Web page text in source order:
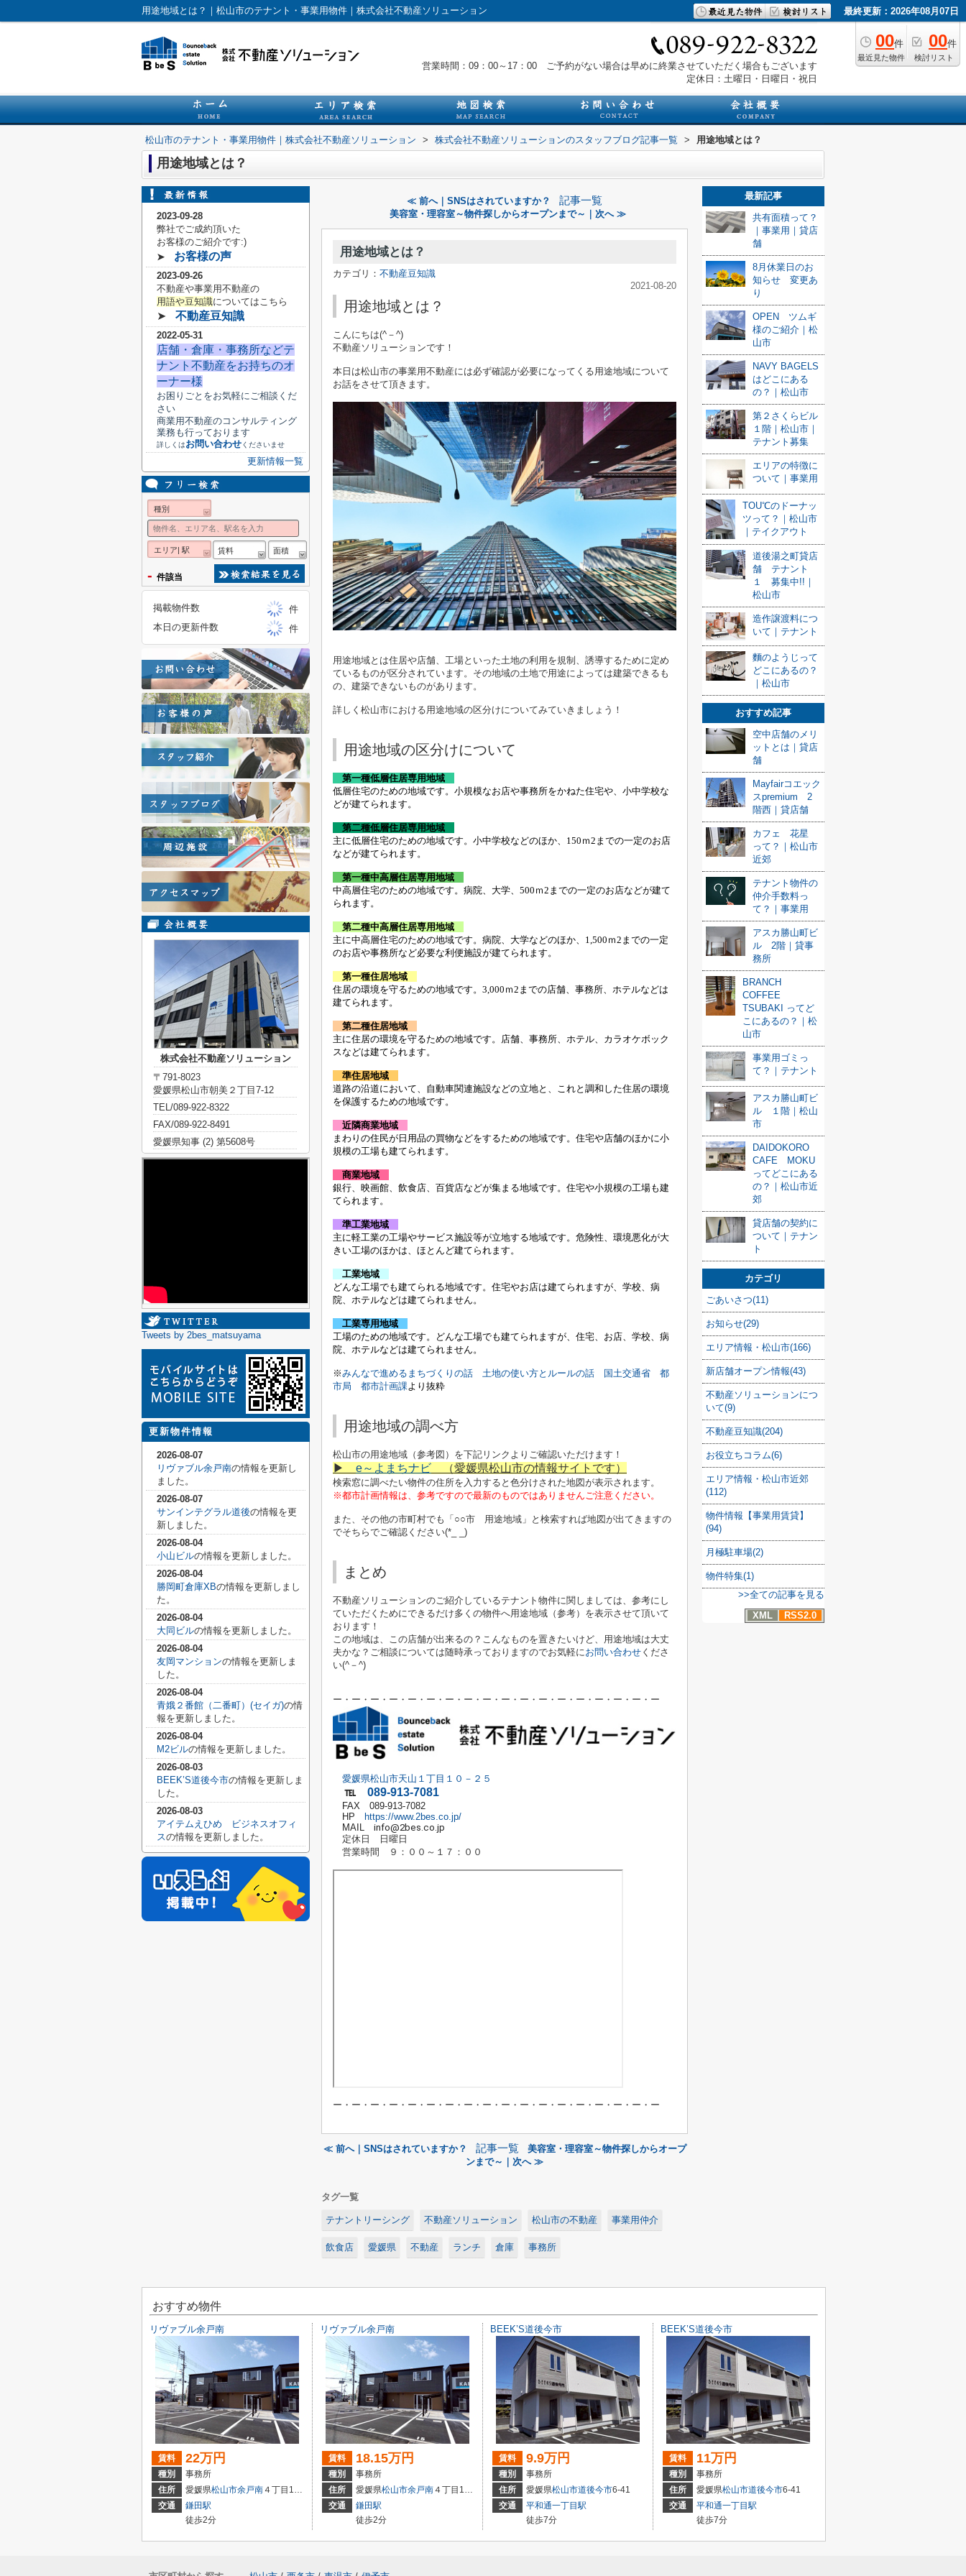
用途地域とは？｜松山市のテナント・事業用物件｜株式会社不動産ソリューション 最終更新：2026年08月07日
00件
最近見た物件
00件
検討リスト
営業時間：09：00～17：00 ご予約がない場合は早めに終業させていただく場合もございます
定休日：土曜日・日曜日・祝日
松山市のテナント・事業用物件｜株式会社不動産ソリューション > 株式会社不動産ソリューションのスタッフブログ記事一覧 > 用途地域とは？
用途地域とは？
≪ 前へ｜SNSはされていますか？ 記事一覧
美容室・理容室～物件探しからオープンまで～｜次へ ≫
用途地域とは？
カテゴリ： 不動産豆知識
2021-08-20
用途地域とは？
こんにちは(^－^)
不動産ソリューションです！
本日は松山市の事業用不動産には必ず確認が必要になってくる用途地域について
お話をさせて頂きます。
用途地域とは住居や店舗、工場といった土地の利用を規制、誘導するために定め
ているものが区分されています。 その地域の土地で用途によっては建築できるも
の、建築できないものがあります。
詳しく松山市における用途地域の区分けについてみていきましょう！
用途地域の区分けについて
第一種低層住居専用地域
低層住宅のための地域です。 小規模なお店や事務所をかねた住宅や、小中学校な
どが建てられます。
第二種低層住居専用地域
主に低層住宅のための地域です。 小中学校などのほか、150ｍ2までの一定のお店
などが建てられます。
第一種中高層住居専用地域
中高層住宅のための地域です。 病院、大学、500ｍ2までの一定のお店などが建て
られます。
第二種中高層住居専用地域
主に中高層住宅のための地域です。 病院、大学などのほか、1,500ｍ2までの一定
のお店や事務所など必要な利便施設が建てられます。
第一種住居地域
住居の環境を守るための地域です。 3,000ｍ2までの店舗、事務所、ホテルなどは
建てられます。
第二種住居地域
主に住居の環境を守るための地域です。 店舗、事務所、ホテル、カラオケボック
スなどは建てられます。
準住居地域
道路の沿道において、自動車関連施設などの立地と、これと調和した住居の環境
を保護するための地域です。
近隣商業地域
まわりの住民が日用品の買物などをするための地域です。 住宅や店舗のほかに小
規模の工場も建てられます。
商業地域
銀行、映画館、飲食店、百貨店などが集まる地域です。 住宅や小規模の工場も建
てられます。
準工業地域
主に軽工業の工場やサービス施設等が立地する地域です。 危険性、環境悪化が大
きい工場のほかは、ほとんど建てられます。
工業地域
どんな工場でも建てられる地域です。 住宅やお店は建てられますが、学校、病
院、ホテルなどは建てられません。
工業専用地域
工場のための地域です。どんな工場でも建てられますが、住宅、お店、学校、病
院、ホテルなどは建てられません。
※みんなで進めるまちづくりの話 土地の使い方とルールの話 国土交通省 都
市局 都市計画課より抜粋
用途地域の調べ方
松山市の用途地域（参考図）を下記リンクよりご確認いただけます！
▶ e～よまちナビ （愛媛県松山市の情報サイトです）
検索窓に調べたい物件の住所を入力すると色分けされた地図が表示されます。
※都市計画情報は、参考ですので最新のものではありませんご注意ください。
また、その他の市町村でも「○○市 用途地域」と検索すれば地図が出てきますの
でそちらでご確認ください(*_ _)
まとめ
不動産ソリューションのご紹介しているテナント物件に関しましては、参考にし
ていただくためにできるだけ多くの物件へ用途地域（参考）を表示させて頂いて
おります！
この地域は、この店舗が出来るの？こんなものを置きたいけど、用途地域は大丈
夫かな？ご相談については随時承っておりますのでお気軽にお問い合わせ くださ
い(^－^)
ー・ー・ー・ー・ー・ー・ー・ー・ー・ー・ー・ー・ー・ー・ー・ー・ー・ー
愛媛県松山市天山１丁目１０－２５
℡ 089-913-7081
FAX 089-913-7082
HP
https://www.2bes.co.jp/
MAIL info@2bes.co.jp
定休日 日曜日
営業時間 ９：００～１７：００
ー・ー・ー・ー・ー・ー・ー・ー・ー・ー・ー・ー・ー・ー・ー・ー・ー・ー
≪ 前へ｜SNSはされていますか？ 記事一覧
美容室・理容室～物件探しからオープ
ンまで～｜次へ ≫
タグ一覧
テナントリーシング 不動産ソリューション 松山市の不動産 事業用仲介
飲食店 愛媛県 不動産 ランチ 倉庫 事務所
最新記事
共有面積って？
｜事業用｜貸店
舗
8月休業日のお
知らせ 変更あ
り
OPEN ツムギ
様のご紹介｜松
山市
NAVY BAGELS
はどこにある
の？｜松山市
第２さくらビル
１階｜松山市｜
テナント募集
エリアの特徴に
ついて｜事業用
TOU℃のドーナッ
ツって？｜松山市
｜テイクアウト
道後湯之町貸店
舗 テナント
１ 募集中!!｜
松山市
造作譲渡料につ
いて｜テナント
麵のようじって
どこにあるの？
｜松山市
おすすめ記事
空中店舗のメリ
ットとは｜貸店
舗
Mayfairコエック
スpremium 2
階西｜貸店舗
カフェ 花星
って？｜松山市
近郊
テナント物件の
仲介手数料っ
て？｜事業用
アスカ勝山町ビ
ル 2階｜貸事
務所
BRANCH
COFFEE
TSUBAKI ってど
こにあるの？｜松
山市
事業用ゴミっ
て？｜テナント
アスカ勝山町ビ
ル １階｜松山
市
DAIDOKORO
CAFE MOKU
ってどこにある
の？｜松山市近
郊
貸店舗の契約に
ついて｜テナン
ト
カテゴリ
ごあいさつ(11)
お知らせ(29)
エリア情報・松山市(166)
新店舗オープン情報(43)
不動産ソリューションにつ
いて(9)
不動産豆知識(204)
お役立ちコラム(6)
エリア情報・松山市近郊
(112)
物件情報【事業用賃貸】
(94)
月極駐車場(2)
物件特集(1)
>>全ての記事を見る
XML
RSS2.0
2023-09-28
弊社でご成約頂いた
お客様のご紹介です:)
➤
お客様の声
2023-09-26
不動産や事業用不動産の
用語や豆知識についてはこちら
➤ 不動産豆知識
2022-05-31
店舗・倉庫・事務所などテ
ナント不動産をお持ちのオ
ーナー様
お困りごとをお気軽にご相談くだ
さい
商業用不動産のコンサルティング
業務も行っております
詳しくはお問い合わせくださいませ
更新情報一覧
種別
エリア| 駅 賃料 面積
- 件該当
掲載物件数
件
本日の更新件数
件
株式会社不動産ソリューション
〒791-8023
愛媛県松山市朝美２丁目7-12
TEL/089-922-8322
FAX/089-922-8491
愛媛県知事 (2) 第5608号
Tweets by 2bes_matsuyama
更新物件情報
2026-08-07
リヴァブル余戸南の情報を更新し
ました。
2026-08-07
サンインテグラル道後の情報を更
新しました。
2026-08-04
小山ビルの情報を更新しました。
2026-08-04
勝岡町倉庫XBの情報を更新しまし
た。
2026-08-04
大同ビルの情報を更新しました。
2026-08-04
友岡マンションの情報を更新しま
した。
2026-08-04
青娥２番館（二番町）(セイガ)の情
報を更新しました。
2026-08-04
M2ビルの情報を更新しました。
2026-08-03
BEEK’S道後今市の情報を更新しま
した。
2026-08-03
アイテムえひめ ビジネスオフィ
スの情報を更新しました。
おすすめ物件
リヴァブル余戸南
賃料 22万円
種別
事務所
住所
愛媛県松山市余戸南４丁目10-48
交通
鎌田駅
徒歩2分
リヴァブル余戸南
賃料 18.15万円
種別
事務所
住所
愛媛県松山市余戸南４丁目10-48
交通
鎌田駅
徒歩2分
BEEK’S道後今市
賃料 9.9万円
種別
事務所
住所
愛媛県松山市道後今市6-41
交通
平和通一丁目駅
徒歩7分
BEEK’S道後今市
賃料 11万円
種別
事務所
住所
愛媛県松山市道後今市6-41
交通
平和通一丁目駅
徒歩7分